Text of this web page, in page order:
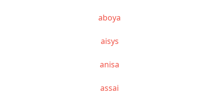
aboya
aisys
anisa
assai